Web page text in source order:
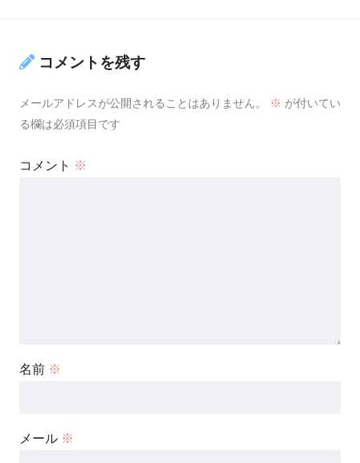
コメントを残す
メールアドレスが公開されることはありません。 ※ が付いてい
る欄は必須項目です
コメント ※
名前 ※
メール ※